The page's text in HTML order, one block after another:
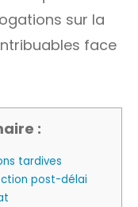
sur la
face
:
tardives
post-délai